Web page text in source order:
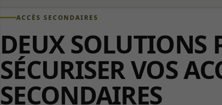
ACCÈS SECONDAIRES
DEUX SOLUTIONS
SÉCURISER VOS
SECONDAIRES